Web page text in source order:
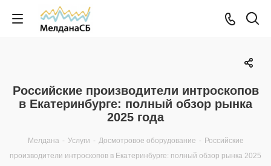
Российские производители интроскопов
в Екатеринбурге: полный обзор рынка
2025 года
Мелдана - Услуги - Досмотровое оборудование - Российские
производители интроскопов в Екатеринбурге: полный обзор рынка 2025